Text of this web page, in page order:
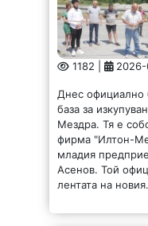
1182 | 2026-
база за
Мездра. Тя е
фирма "Илтон-
младия
Асенов. Той
лентата на